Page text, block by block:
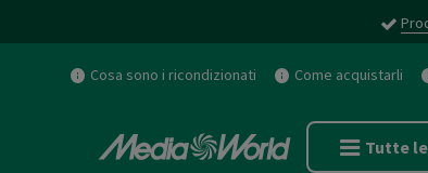
Cosa sono i ricondizionati Come acquistarli
Tutte